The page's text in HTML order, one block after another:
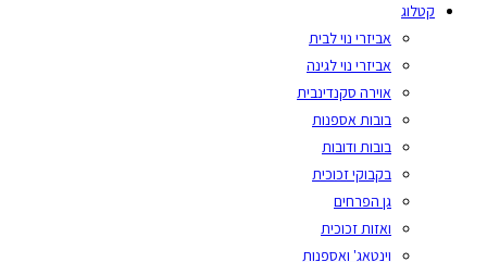
קטלוג
אביזרי נוי לבית
אביזרי נוי לגינה
אוירה סקנדינבית
בובות אספנות
בובות ודובות
בקבוקי זכוכית
גן הפרחים
ואזות זכוכית
וינטאג' ואספנות